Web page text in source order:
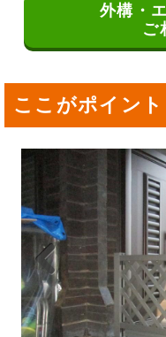
外構・
ご
ここがポイント
Previou
s